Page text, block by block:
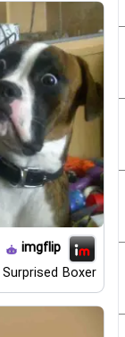
imgflip
Surprised Boxer